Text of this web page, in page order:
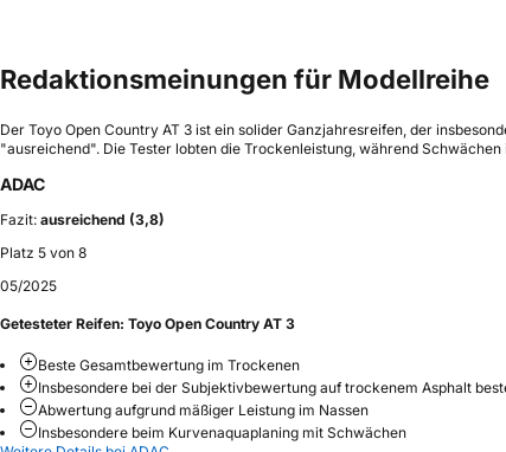
Redaktionsmeinungen für Modellreihe
Der Toyo Open Country AT 3 ist ein solider Ganzjahresreifen, der
"ausreichend". Die Tester lobten die Trockenleistung, während
ADAC
Fazit: ausreichend (3,8)
Platz 5 von 8
05/2025
Getesteter Reifen: Toyo Open Country AT 3
Beste Gesamtbewertung im Trockenen
Insbesondere bei der Subjektivbewertung auf trockenem Asphalt
Abwertung aufgrund mäßiger Leistung im Nassen
Insbesondere beim Kurvenaquaplaning mit Schwächen